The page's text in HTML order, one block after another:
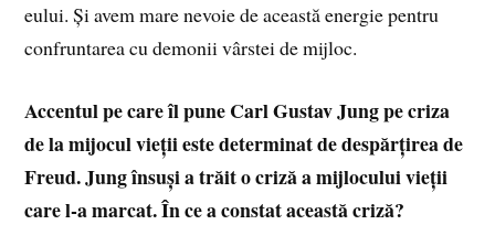
eului. Și avem mare nevoie de această energie pentru
confruntarea cu demonii vârstei de mijloc.
Accentul pe care îl pune Carl Gustav Jung pe criza
de la mijocul vieții este determinat de despărțirea de
Freud. Jung însuși a trăit o criză a mijlocului vieții
care l-a marcat. În ce a constat această criză?